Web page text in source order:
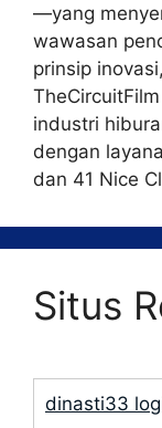
—yang
wawasan
prinsip
industri
dengan
dan 41 Nice
Situs
dinasti33